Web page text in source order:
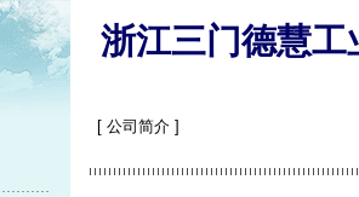
浙江三门德慧工
[ 公司简介 ]